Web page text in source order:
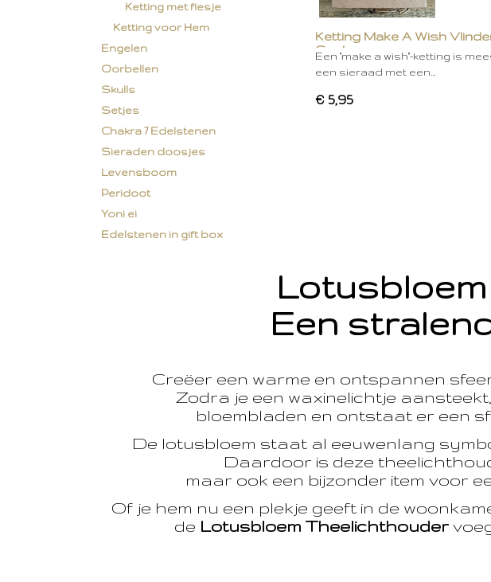
Ketting met flesje
Ketting voor Hem
Engelen
Oorbellen
Skulls
Setjes
Chakra 7 Edelstenen
Sieraden doosjes
Levensboom
Peridoot
Yoni ei
Edelstenen in gift box
Ketting Make A Wish
Geel
Een "make a wish"-ketting is
een sieraad met een…
€ 5,95
Een
Creëer een warme en ontspannen
Zodra je een waxinelichtje
bloembladen en ontstaat er een
De lotusbloem staat al eeuwenlang
Daardoor is deze
maar ook een bijzonder item voor
Of je hem nu een plekje geeft in de
de Lotusbloem Theelichthouder